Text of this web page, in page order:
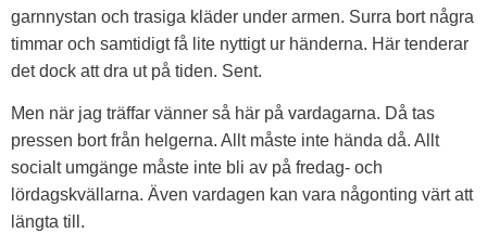
garnnystan och trasiga kläder under armen. Surra bort några
timmar och samtidigt få lite nyttigt ur händerna. Här tenderar
det dock att dra ut på tiden. Sent.
Men när jag träffar vänner så här på vardagarna. Då tas
pressen bort från helgerna. Allt måste inte hända då. Allt
socialt umgänge måste inte bli av på fredag- och
lördagskvällarna. Även vardagen kan vara någonting värt att
längta till.